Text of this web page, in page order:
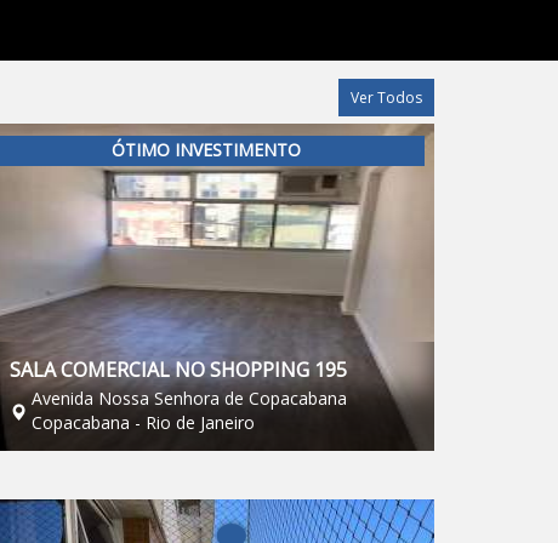
Ver Todos
ÓTIMO INVESTIMENTO
SALA COMERCIAL NO SHOPPING 195
Avenida Nossa Senhora de Copacabana
Copacabana - Rio de Janeiro